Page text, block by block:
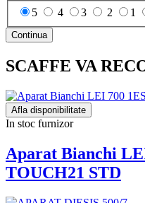
5
4 3 2 1
Continua
SCAFFE VA
Afla disponibilitate
In stoc furnizor
Aparat Bianchi
TOUCH21 STD